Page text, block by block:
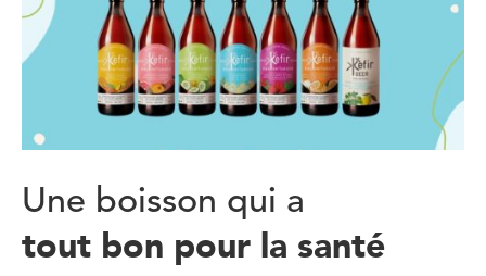
Une boisson qui a
tout bon pour la santé